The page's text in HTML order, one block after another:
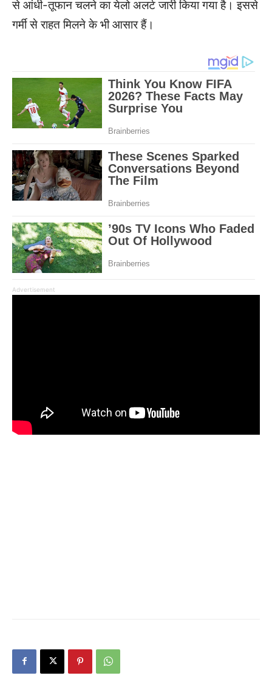
से आंधी-तूफान चलने का येलो अलर्ट जारी किया गया है। इससे
गर्मी से राहत मिलने के भी आसार हैं।
Advertisement